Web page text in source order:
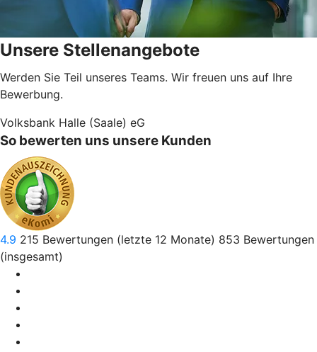
Unsere Stellenangebote
Werden Sie Teil unseres Teams. Wir freuen uns auf Ihre
Bewerbung.
Volksbank Halle (Saale) eG
So bewerten uns unsere Kunden
4.9 215 Bewertungen (letzte 12 Monate) 853 Bewertungen
(insgesamt)